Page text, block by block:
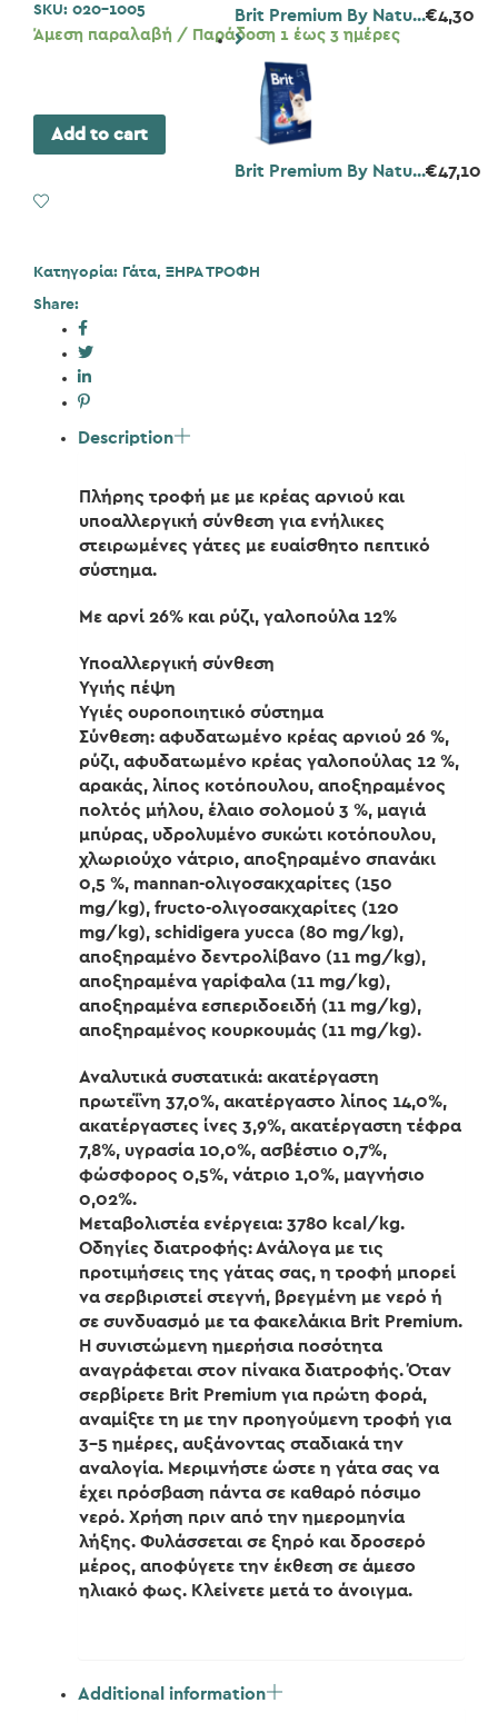
Brit Premium By Natu...€4,30
Brit Premium By Natu...€47,10
SKU: 020-1005
Άμεση παραλαβή / Παράδοση 1 έως 3 ημέρες
Add to cart
Κατηγορία: Γάτα, ΞΗΡΑ ΤΡΟΦΗ
Share:
Description
Πλήρης τροφή με με κρέας αρνιού και
υποαλλεργική σύνθεση για ενήλικες
στειρωμένες γάτες με ευαίσθητο πεπτικό
σύστημα.
Με αρνί 26% και ρύζι, γαλοπούλα 12%
Υποαλλεργική σύνθεση
Υγιής πέψη
Υγιές ουροποιητικό σύστημα
Σύνθεση: αφυδατωμένο κρέας αρνιού 26 %,
ρύζι, αφυδατωμένο κρέας γαλοπούλας 12 %,
αρακάς, λίπος κοτόπουλου, αποξηραμένος
πολτός μήλου, έλαιο σολομού 3 %, μαγιά
μπύρας, υδρολυμένο συκώτι κοτόπουλου,
χλωριούχο νάτριο, αποξηραμένο σπανάκι
0,5 %, mannan-ολιγοσακχαρίτες (150
mg/kg), fructo-ολιγοσακχαρίτες (120
mg/kg), schidigera yucca (80 mg/kg),
αποξηραμένο δεντρολίβανο (11 mg/kg),
αποξηραμένα γαρίφαλα (11 mg/kg),
αποξηραμένα εσπεριδοειδή (11 mg/kg),
αποξηραμένος κουρκουμάς (11 mg/kg).
Αναλυτικά συστατικά: ακατέργαστη
πρωτεΐνη 37,0%, ακατέργαστο λίπος 14,0%,
ακατέργαστες ίνες 3,9%, ακατέργαστη τέφρα
7,8%, υγρασία 10,0%, ασβέστιο 0,7%,
φώσφορος 0,5%, νάτριο 1,0%, μαγνήσιο
0,02%.
Μεταβολιστέα ενέργεια: 3780 kcal/kg.
Οδηγίες διατροφής: Ανάλογα με τις
προτιμήσεις της γάτας σας, η τροφή μπορεί
να σερβιριστεί στεγνή, βρεγμένη με νερό ή
σε συνδυασμό με τα φακελάκια Brit Premium.
Η συνιστώμενη ημερήσια ποσότητα
αναγράφεται στον πίνακα διατροφής. Όταν
σερβίρετε Brit Premium για πρώτη φορά,
αναμίξτε τη με την προηγούμενη τροφή για
3-5 ημέρες, αυξάνοντας σταδιακά την
αναλογία. Μεριμνήστε ώστε η γάτα σας να
έχει πρόσβαση πάντα σε καθαρό πόσιμο
νερό. Χρήση πριν από την ημερομηνία
λήξης. Φυλάσσεται σε ξηρό και δροσερό
μέρος, αποφύγετε την έκθεση σε άμεσο
ηλιακό φως. Κλείνετε μετά το άνοιγμα.
Additional information